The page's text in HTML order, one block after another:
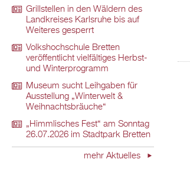
Grillstellen in den Wäldern des
Landkreises Karlsruhe bis auf
Weiteres gesperrt
Volkshochschule Bretten
veröffentlicht vielfältiges Herbst-
und Winterprogramm
Museum sucht Leihgaben für
Ausstellung „Winterwelt &
Weihnachtsbräuche“
„Himmlisches Fest“ am Sonntag
26.07.2026 im Stadtpark Bretten
mehr Aktuelles